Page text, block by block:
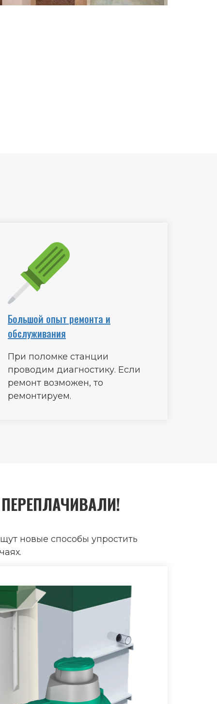
Большой опыт ремонта и
обслуживания
При поломке станции
проводим диагностику. Если
ремонт возможен, то
ремонтируем.
новые способы упростить